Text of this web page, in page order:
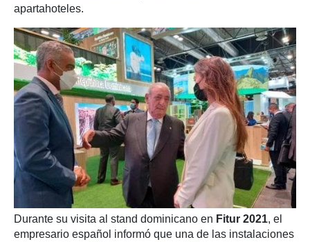
apartahoteles.
Durante su visita al stand dominicano en Fitur 2021, el
empresario español informó que una de las instalaciones